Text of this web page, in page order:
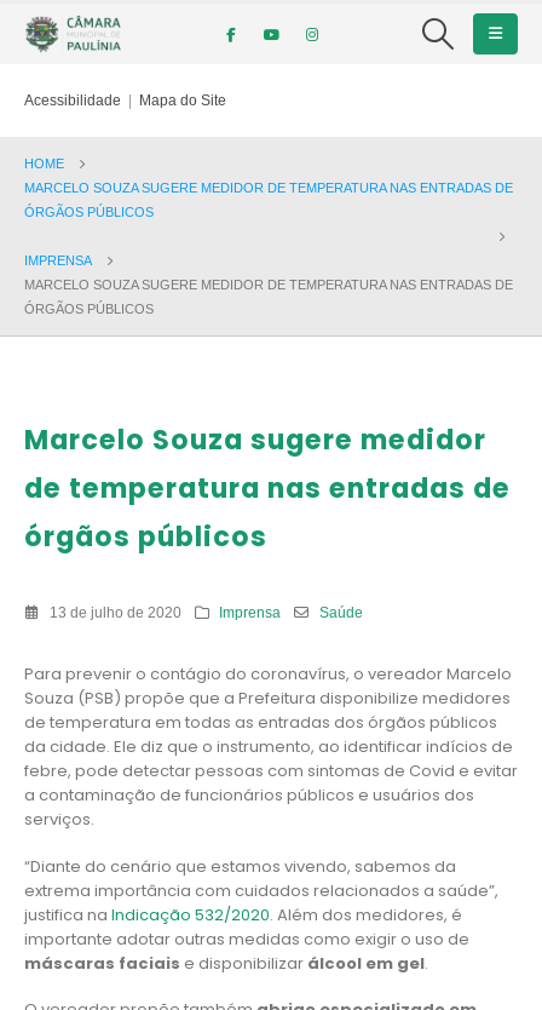
Acessibilidade | Mapa do Site
HOME
MARCELO SOUZA SUGERE MEDIDOR DE TEMPERATURA NAS ENTRADAS DE
ÓRGÃOS PÚBLICOS
IMPRENSA
MARCELO SOUZA SUGERE MEDIDOR DE TEMPERATURA NAS ENTRADAS DE
ÓRGÃOS PÚBLICOS
Marcelo Souza sugere medidor
de temperatura nas entradas de
órgãos públicos
13 de julho de 2020 Imprensa Saúde
Para prevenir o contágio do coronavírus, o vereador Marcelo
Souza (PSB) propõe que a Prefeitura disponibilize medidores
de temperatura em todas as entradas dos órgãos públicos
da cidade. Ele diz que o instrumento, ao identificar indícios de
febre, pode detectar pessoas com sintomas de Covid e evitar
a contaminação de funcionários públicos e usuários dos
serviços.
“Diante do cenário que estamos vivendo, sabemos da
extrema importância com cuidados relacionados a saúde”,
justifica na Indicação 532/2020. Além dos medidores, é
importante adotar outras medidas como exigir o uso de
máscaras faciais e disponibilizar álcool em gel.